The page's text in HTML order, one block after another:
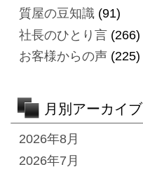
質屋の豆知識(91)
社長のひとり言(266)
お客様からの声(225)
月別アーカイブ
2026年8月
2026年7月